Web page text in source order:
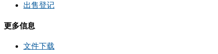
出售登记
更多信息
文件下载